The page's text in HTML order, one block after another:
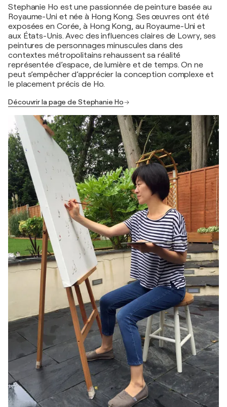
Stephanie Ho est une passionnée de peinture basée au
Royaume-Uni et née à Hong Kong. Ses œuvres ont été
exposées en Corée, à Hong Kong, au Royaume-Uni et
aux États-Unis. Avec des influences claires de Lowry, ses
peintures de personnages minuscules dans des
contextes métropolitains rehaussent sa réalité
représentée d’espace, de lumière et de temps. On ne
peut s’empêcher d’apprécier la conception complexe et
le placement précis de Ho.
Découvrir la page de Stephanie Ho